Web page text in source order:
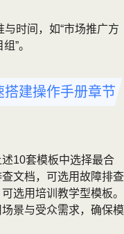
时间，如“市场推广方
”。
建操作手册章节
10套模板中选择最合
文档，可选用故障排查
选用培训教学型模板。
景与受众需求，确保模